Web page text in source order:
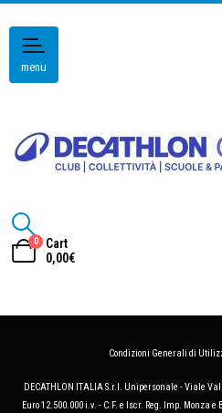
menu
0
Cart
0,00€
Condizioni Generali di
DECATHLON ITALIA S.r.l. Unipersonale - Viale
Euro 12.500.000 i.v. - C.F. e Iscr. Reg. Imp. Monza